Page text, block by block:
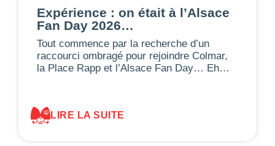
Expérience : on était à l’Alsace
Fan Day 2026…
Tout commence par la recherche d’un
raccourci ombragé pour rejoindre Colmar,
la Place Rapp et l’Alsace Fan Day… Eh…
LIRE LA SUITE